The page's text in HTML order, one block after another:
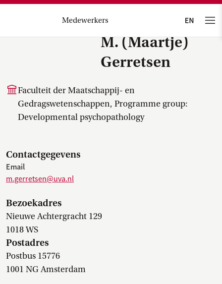
Medewerkers
M. (Maartje)
Gerretsen
Faculteit der Maatschappij- en
Gedragswetenschappen, Programme group:
Developmental psychopathology
Contactgegevens
Email
m.gerretsen@uva.nl
Bezoekadres
Nieuwe Achtergracht 129
1018 WS
Postadres
Postbus 15776
1001 NG Amsterdam